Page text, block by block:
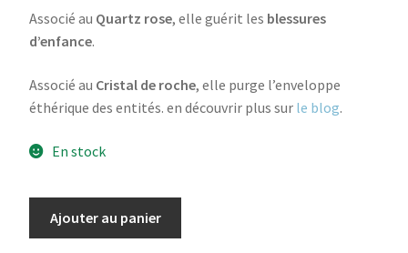
Associé au Quartz rose, elle guérit les blessures
d’enfance.
Associé au Cristal de roche, elle purge l’enveloppe
éthérique des entités. en découvrir plus sur le blog.
En stock
Ajouter au panier